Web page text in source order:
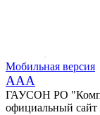
Мобильная версия
AAA
ГАУСОН РО
официальный сайт